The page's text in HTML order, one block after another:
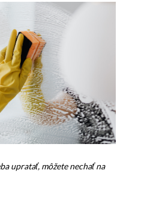
upratať, môžete nechať na